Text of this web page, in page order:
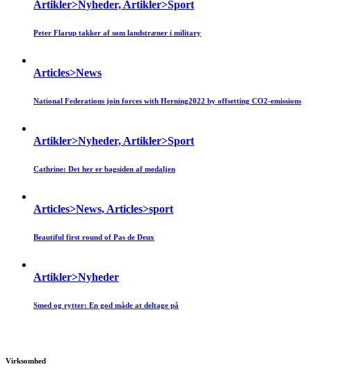
Artikler>Nyheder, Artikler>Sport
Peter Flarup takker af som landstræner i military
Articles>News
National Federations join forces with Herning2022 by offsetting CO2-emissions
Artikler>Nyheder, Artikler>Sport
Cathrine: Det her er bagsiden af medaljen
Articles>News, Articles>sport
Beautiful first round of Pas de Deux
Artikler>Nyheder
Smed og rytter: En god måde at deltage på
Virksomhed